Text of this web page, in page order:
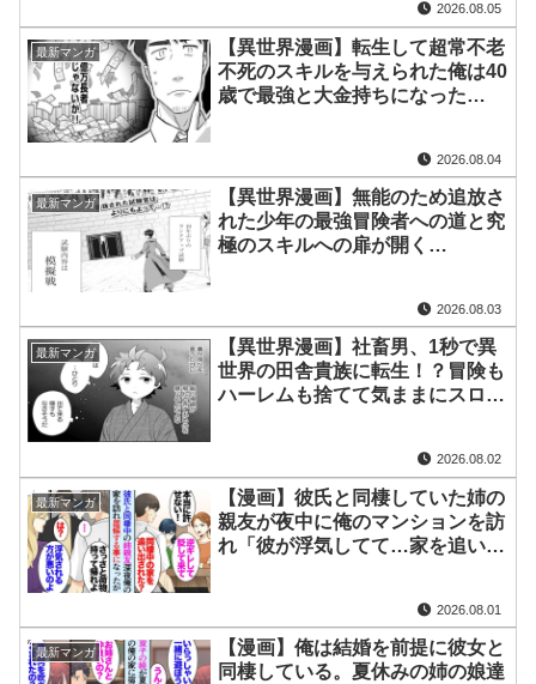
2026.08.05
最新マンガ
【異世界漫画】転生して超常不老
不死のスキルを与えられた俺は40
歳で最強と大金持ちになった
2026.08.04
最新マンガ
【異世界漫画】無能のため追放さ
れた少年の最強冒険者への道と究
極のスキルへの扉が開く
2026.08.03
最新マンガ
【異世界漫画】社畜男、1秒で異
世界の田舎貴族に転生！？冒険も
ハーレムも捨てて気ままにスロー
2026.08.02
最新マンガ
【漫画】彼氏と同棲していた姉の
親友が夜中に俺のマンションを訪
れ「彼が浮気してて…家を追い出
頼まれしばらく俺の家に居候する
事に…【マンガ動画】
2026.08.01
最新マンガ
【漫画】俺は結婚を前提に彼女と
同棲している。夏休みの姉の娘達